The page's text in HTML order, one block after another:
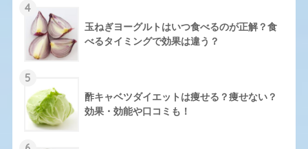
4
玉ねぎヨーグルトはいつ食べるのが正解？食
べるタイミングで効果は違う？
5
酢キャベツダイエットは痩せる？痩せない？
効果・効能や口コミも！